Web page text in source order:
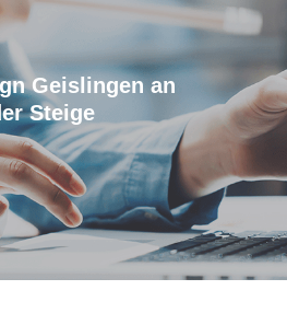
Geislingen an
Steige